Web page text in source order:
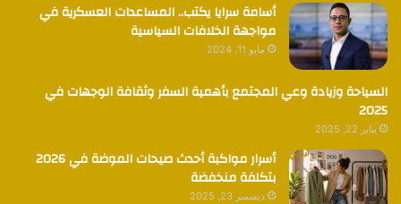
أسامة سرايا يكتب.. المساعدات العسكرية في
مواجهة الخلافات السياسية
مايو 11, 2024
السياحة وزيادة وعي المجتمع بأهمية السفر وثقافة الوجهات في
2025
يناير 22, 2025
أسرار مواكبة أحدث صيحات الموضة في 2026
بتكلفة منخفضة
ديسمبر 23, 2025